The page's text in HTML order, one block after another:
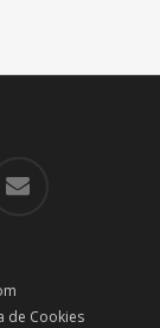
de Cookies